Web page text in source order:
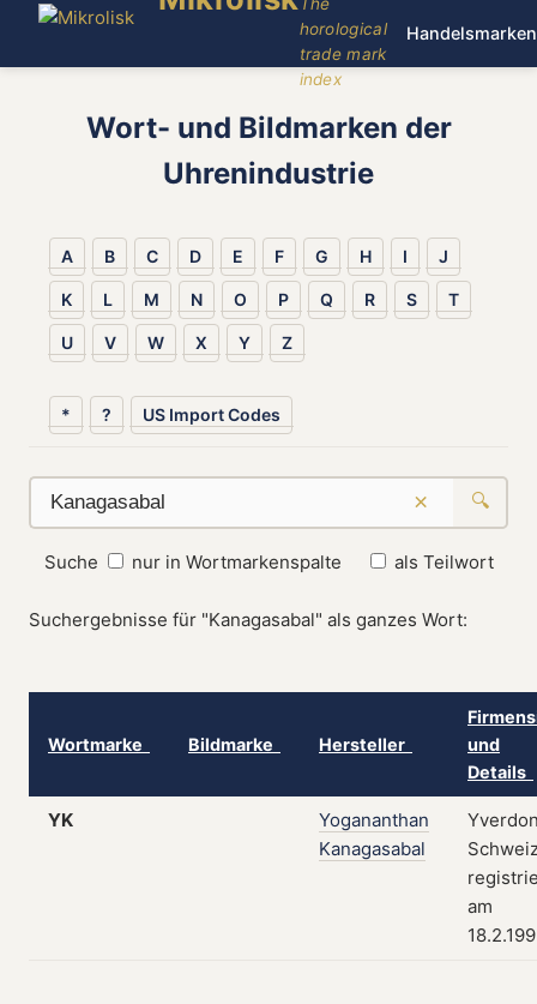
horological
trade mark
index
Handelsmarken
Wort- und Bildmarken der
Uhrenindustrie
A B C D E F G H I J
K L M N O P Q R S T
U V W X Y Z
* ? US Import Codes
× 🔍
Suche nur in Wortmarkenspalte als Teilwort
Suchergebnisse für "Kanagasabal" als ganzes Wort:
Wortmarke Bildmarke Hersteller
und
Details
YK
Yogananthan
Kanagasabal
am